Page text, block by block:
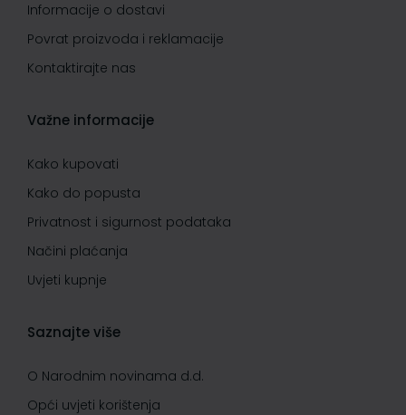
Informacije o dostavi
Povrat proizvoda i reklamacije
Kontaktirajte nas
Važne informacije
Kako kupovati
Kako do popusta
Privatnost i sigurnost podataka
Načini plaćanja
Uvjeti kupnje
Saznajte više
O Narodnim novinama d.d.
Opći uvjeti korištenja